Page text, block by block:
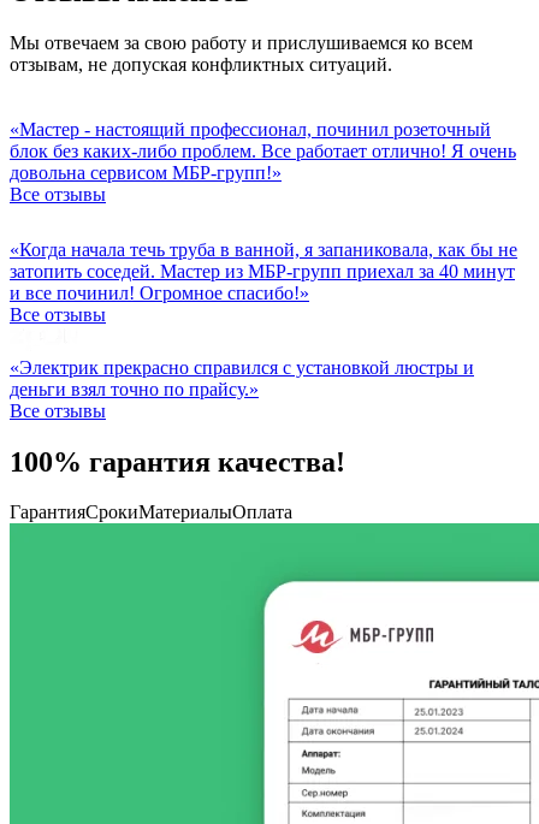
Мы отвечаем за свою работу и прислушиваемся ко всем
отзывам, не допуская конфликтных ситуаций.
«Мастер - настоящий профессионал, починил розеточный
блок без каких-либо проблем. Все работает отлично! Я очень
довольна сервисом МБР-групп!»
Все отзывы
«Когда начала течь труба в ванной, я запаниковала, как бы не
затопить соседей. Мастер из МБР-групп приехал за 40 минут
и все починил! Огромное спасибо!»
Все отзывы
«Электрик прекрасно справился с установкой люстры и
деньги взял точно по прайсу.»
Все отзывы
100% гарантия качества!
ГарантияСрокиМатериалыОплата